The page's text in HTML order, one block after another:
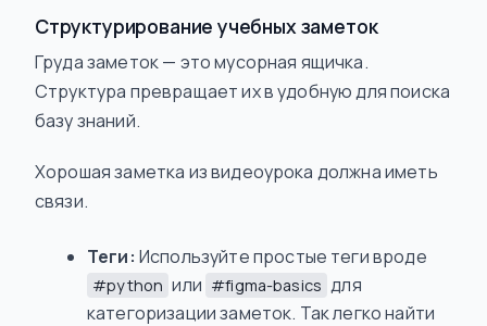
Структурирование учебных заметок
Груда заметок — это мусорная ящичка.
Структура превращает их в удобную для поиска
базу знаний.
Хорошая заметка из видеоурока должна иметь
связи.
Теги: Используйте простые теги вроде
#python или #figma-basics для
категоризации заметок. Так легко найти